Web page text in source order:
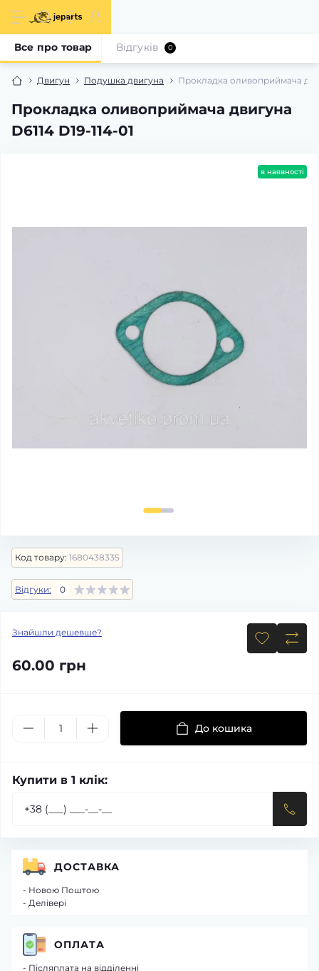
Двигун Подушка двигуна Прокладка оливоприймача
Прокладка оливоприймача двигуна
D6114 D19-114-01
Все про товар Відгуків 0
в наявності
Код товару: 1680438335
Відгуки: 0
Знайшли дешевше?
60.00 грн
До кошика
Купити в 1 клік:
ДОСТАВКА
- Новою Поштою
- Делівері
ОПЛАТА
- Післяплата на відділенні